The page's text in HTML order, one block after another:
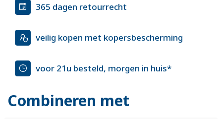
365 dagen retourrecht
veilig kopen met kopersbescherming
voor 21u besteld, morgen in huis*
Combineren met